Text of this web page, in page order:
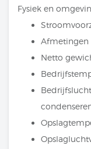
Fysiek en
Afmetingen
Netto